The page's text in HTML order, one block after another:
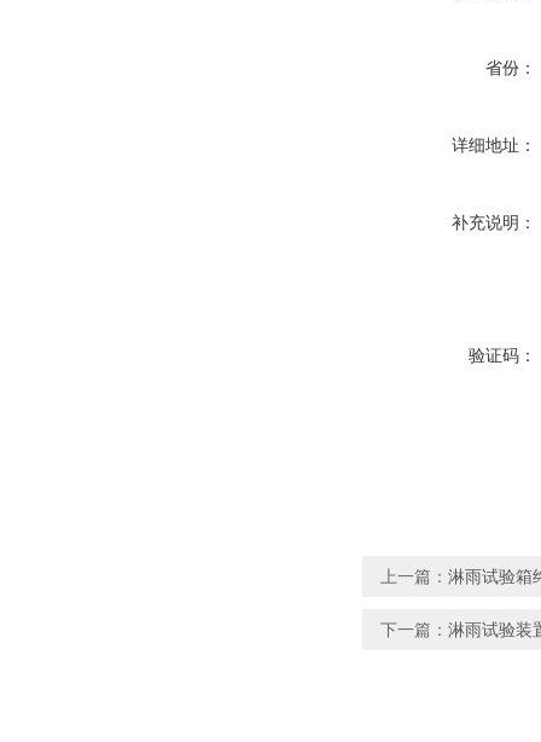
省份：
详细地址：
补充说明：
验证码：
上一篇： 淋雨试验箱
下一篇： 淋雨试验装